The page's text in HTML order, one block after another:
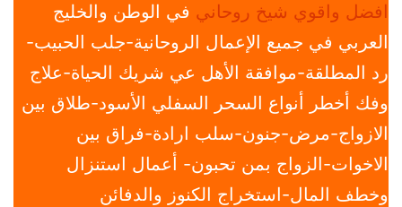
افضل واقوي شيخ روحاني في الوطن والخليج
العربي في جميع الإعمال الروحانية-جلب الحبيب-
رد المطلقة-موافقة الأهل عي شريك الحياة-علاج
وفك أخطر أنواع السحر السفلي الأسود-طلاق بين
الازواج-مرض-جنون-سلب ارادة-فراق بين
الاخوات-الزواج بمن تحبون- أعمال استنزال
وخطف المال-استخراج الكنوز والدفائن